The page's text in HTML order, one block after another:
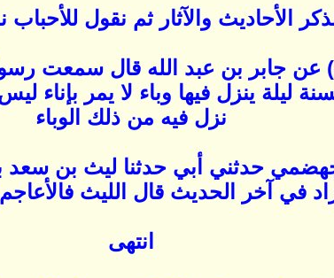
الأحاديث والآثار ثم نقول
أولا :روى الإمام مسلم (3/1596) عن جابر بن عبد
ليلة ينزل فيها وباء لا يمر
نزل فيه من ذلك الوباء
حدثني أبي حدثنا ليث بن سعد
في آخر الحديث قال الليث
انتهى